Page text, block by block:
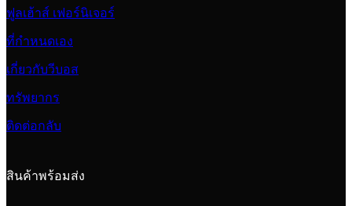
ฟูลเฮ้าส์ เฟอร์นิเจอร์
ที่กำหนดเอง
เกี่ยวกับวีบอส
ทรัพยากร
ติดต่อกลับ
สินค้าพร้อมส่ง